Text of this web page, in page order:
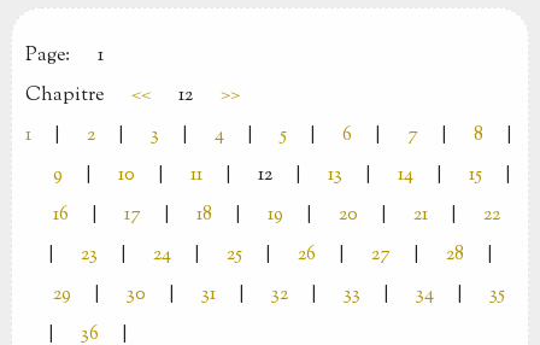
Page:
1
Chapitre
<< 12
>>
1
2 3 4 5 6 7 8
9
10 11 12 13 14 15
16
17 18 19 20 21
22
23 24 25 26 27 28
29
30 31 32 33 34
35
36